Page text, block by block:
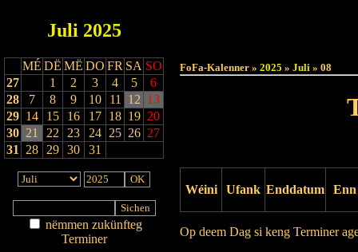
Juli 2025
MÉ DË MË DO FR SA SO
27
1 2 3 4 5
6
28
7 8 9 10 11 12 13
29 14 15 16 17 18 19 20
30 21 22 23 24 25 26 27
31
28 29 30 31
nëmmen zukünfteg
Terminer
FoFa-Kalenner » 2025 » Juli » 08
Wéini Ufank Enddatum Enn
Op deem Dag si keng Terminer